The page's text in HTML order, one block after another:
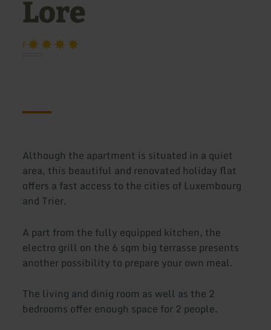
Lore
F
Although the apartment is situated in a quiet
area, this beautiful and renovated holiday flat
offers a fast access to the cities of Luxembourg
and Trier.
A part from the fully equipped kitchen, the
electro grill on the 6 sqm big terrasse presents
another possibility to prepare your own meal.
The living and dinig room as well as the 2
bedrooms offer enough space for 2 people.